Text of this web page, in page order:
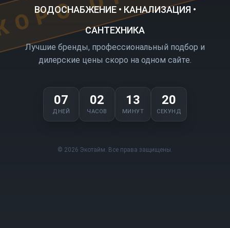
ВОДОСНАБЖЕНИЕ • КАНАЛИЗАЦИЯ •
САНТЕХНИКА
Лучшие бренды, профессиональный подбор и
дилерские цены скоро на одном сайте.
07
ДНЕЙ
02
ЧАСОВ
13
МИНУТ
20
СЕКУНД
© 2026 Экотайм. Все права защищены.